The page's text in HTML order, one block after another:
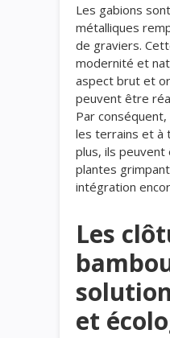
Les gabions
métalliques
de graviers.
modernité et
aspect brut et
peuvent être
Par
les terrains et à
plus, ils
plantes
intégration
Les
et